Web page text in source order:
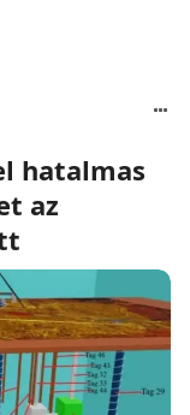
hatalmas
az